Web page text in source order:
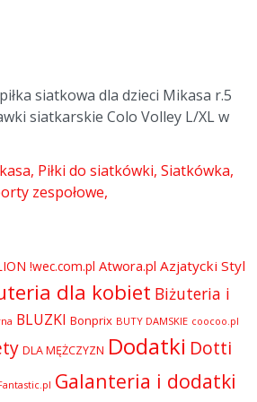
siatkowa dla dzieci Mikasa r.5
siatkarskie Colo Volley L/XL w
Piłki do siatkówki Siatkówka
zespołowe
!wec.com.pl Atwora.pl Azjatycki Styl
dla kobiet Biżuteria i
BLUZKI Bonprix BUTY DAMSKIE coocoo.pl
DLA MĘŻCZYZN Dodatki Dotti
Galanteria i dodatki